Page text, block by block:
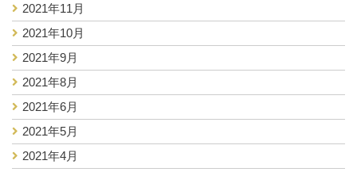
2021年11月
2021年10月
2021年9月
2021年8月
2021年6月
2021年5月
2021年4月